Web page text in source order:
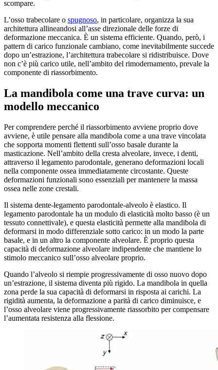
scompare.
L’osso trabecolare o spugnoso, in particolare, organizza la sua
architettura allineandosi all’asse direzionale delle forze di
deformazione meccanica. È un sistema efficiente. Quando, però, i
pattern di carico funzionale cambiano, come inevitabilmente succede
dopo un’estrazione, l’architettura trabecolare si ridistribuisce. Dove
non c’è più carico utile, nell’ambito del rimodernamento, prevale la
componente di riassorbimento.
La mandibola come una trave curva: un
modello meccanico
Per comprendere perché il riassorbimento avviene proprio dove
avviene, è utile pensare alla mandibola come a una trave vincolata
che sopporta momenti flettenti sull’osso basale durante la
masticazione. Nell’ambito della cresta alveolare, invece, i denti,
attraverso il legamento parodontale, generano deformazioni locali
nella componente ossea immediatamente circostante. Queste
deformazioni funzionali sono essenziali per mantenere la massa
ossea nelle zone crestali.
Il sistema dente-legamento parodontale-alveolo è elastico. Il
legamento parodontale ha un modulo di elasticità molto basso (è un
tessuto connettivale), e questa elasticità permette alla mandibola di
deformarsi in modo differenziale sotto carico: in un modo la parte
basale, e in un altro la componente alveolare. È proprio questa
capacità di deformazione alveolare indipendente che mantiene lo
stimolo meccanico sull’osso alveolare proprio.
Quando l’alveolo si riempie progressivamente di osso nuovo dopo
un’estrazione, il sistema diventa più rigido. La mandibola in quella
zona perde la sua capacità di deformarsi in risposta ai carichi. La
rigidità aumenta, la deformazione a parità di carico diminuisce, e
l’osso alveolare viene progressivamente riassorbito per compensare
l’aumentata resistenza alla flessione.